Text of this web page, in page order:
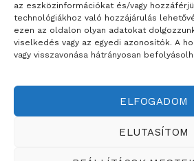
az eszközinformációkat és/vagy
technológiákhoz való hozzájárulás
ezen az oldalon olyan adatokat
viselkedés vagy az egyedi azonosítók. A
vagy visszavonása hátrányosan
ELFOGADOM
ELUTASÍTOM
ÉPÍTŐANYAGOK
Mapei Eco Prim Grip –
akrilgyanta bázisú alapozó és
tapadóhíd
Keraset
Weboldalt készítette:
ÉRTÉKESÍTÉSI